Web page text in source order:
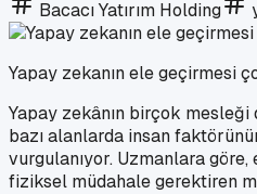
Bacacı Yatırım Holding
Yapay zekanın ele geçirmesi
Yapay zekânın birçok
bazı alanlarda insan
vurgulanıyor. Uzmanlara
fiziksel müdahale gerektiren